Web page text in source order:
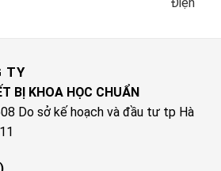
TY
BỊ KHOA HỌC CHUẨN
Do sở kế hoạch và đầu tư tp Hà